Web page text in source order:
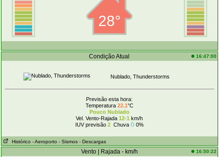
28°
Condição Atual 16:47:00
Nublado, Thunderstorms
Previsão esta hora:
Temperatura 22.1°C
Pouco Nublado
Vel. Vento-Rajada 12-1 km/h
IUV previsão 2Chuva 0%
Histórico - Aeroporto - Sismos - Descargas
Vento | Rajada - km/h 16:50:22